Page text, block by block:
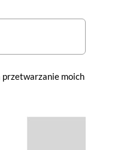
przetwarzanie moich